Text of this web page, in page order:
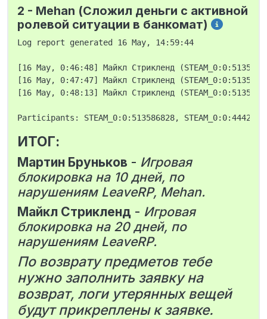
2 - Mehan (Сложил деньги с активной
ролевой ситуации в банкомат)
Log report generated 16 May, 14:59:44
[16 May, 0:46:48] Майкл Стрикленд
[16 May, 0:47:47] Майкл Стрикленд
[16 May, 0:48:13] Майкл Стрикленд
ИТОГ:
Мартин Бруньков - Игровая
блокировка на 10 дней, по
нарушениям LeaveRP, Mehan.
Майкл Стрикленд - Игровая
блокировка на 20 дней, по
нарушениям LeaveRP.
По возврату предметов тебе
нужно заполнить заявку на
возврат, логи утерянных вещей
будут прикреплены к заявке.